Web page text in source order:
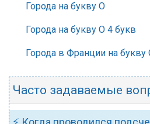
Города на букву О
Города на букву О 4 букв
Города в Франции на букву
Часто задаваемые